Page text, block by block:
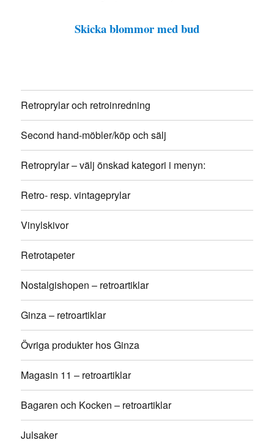
Skicka blommor med bud
Retroprylar och retroinredning
Second hand-möbler/köp och sälj
Retroprylar – välj önskad kategori i menyn:
Retro- resp. vintageprylar
Vinylskivor
Retrotapeter
Nostalgishopen – retroartiklar
Ginza – retroartiklar
Övriga produkter hos Ginza
Magasin 11 – retroartiklar
Bagaren och Kocken – retroartiklar
Julsaker